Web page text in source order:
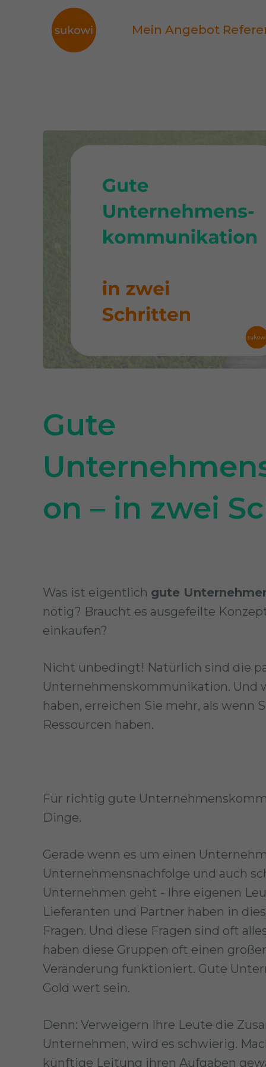
Mein Angebot
Gute
on – in zwei
Was ist eigentlich gute
nötig? Braucht es ausgefeilte
einkaufen?
Nicht unbedingt! Natürlich sind die
Unternehmenskommunikation. Und
haben, erreichen Sie mehr, als wenn
Ressourcen haben.
Für richtig gute
Dinge.
Gerade wenn es um einen
Unternehmensnachfolge und auch
Unternehmen geht - Ihre eigenen
Lieferanten und Partner haben in
Fragen. Und diese Fragen sind oft
haben diese Gruppen oft einen
Veränderung funktioniert. Gute
Gold wert sein.
Denn: Verweigern Ihre Leute die
Unternehmen, wird es schwierig.
künftige Leitung ihren Aufgaben